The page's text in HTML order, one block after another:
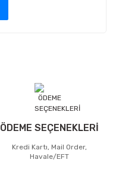
ÖDEME SEÇENEKLERİ
Kredi Kartı, Mail Order,
Havale/EFT